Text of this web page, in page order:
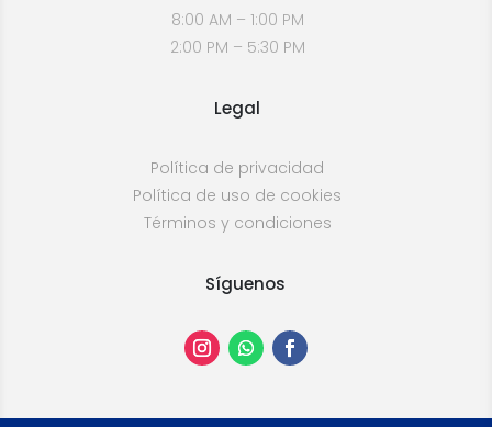
8:00 AM – 1:00 PM
2:00 PM – 5:30 PM
Legal
Política de privacidad
Política de uso de cookies
Términos y condiciones
Síguenos